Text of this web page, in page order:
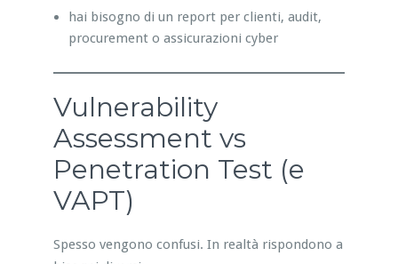
hai bisogno di un report per clienti, audit,
procurement o assicurazioni cyber
Vulnerability
Assessment vs
Penetration Test (e
VAPT)
Spesso vengono confusi. In realtà rispondono a